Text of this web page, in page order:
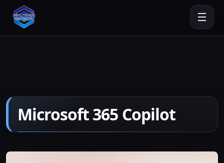
☰
Microsoft 365 Copilot